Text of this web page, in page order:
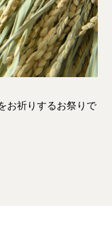
お祈りするお祭りで